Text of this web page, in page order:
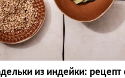
из индейки: рецепт